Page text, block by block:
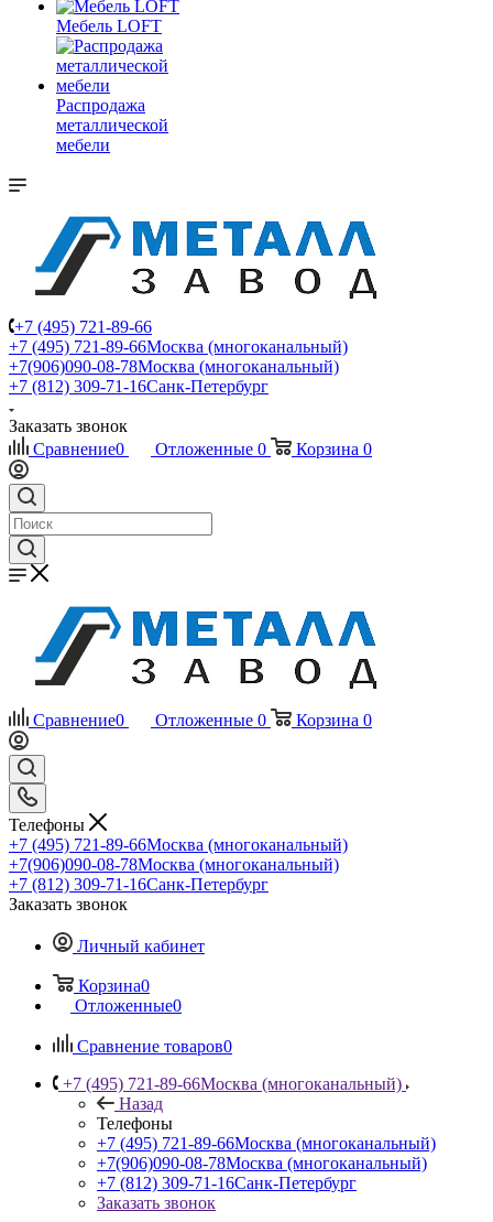
Мебель LOFT
Распродажа
металлической
мебели
+7 (495) 721-89-66
+7 (495) 721-89-66Москва (многоканальный)
+7(906)090-08-78Москва (многоканальный)
+7 (812) 309-71-16Санк-Петербург
Заказать звонок
Сравнение0 Отложенные 0 Корзина 0
Сравнение0 Отложенные 0 Корзина 0
Телефоны
+7 (495) 721-89-66Москва (многоканальный)
+7(906)090-08-78Москва (многоканальный)
+7 (812) 309-71-16Санк-Петербург
Заказать звонок
Личный кабинет
Корзина0
Отложенные0
Сравнение товаров0
+7 (495) 721-89-66Москва (многоканальный)
Назад
Телефоны
+7 (495) 721-89-66Москва (многоканальный)
+7(906)090-08-78Москва (многоканальный)
+7 (812) 309-71-16Санк-Петербург
Заказать звонок